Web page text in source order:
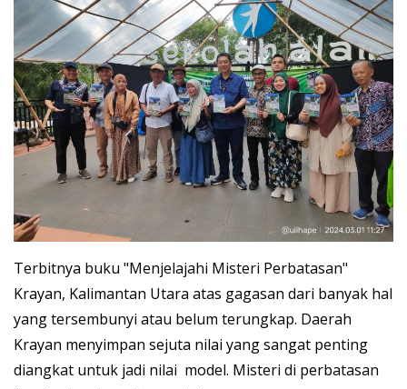
Terbitnya buku "Menjelajahi Misteri Perbatasan"
Krayan, Kalimantan Utara atas gagasan dari banyak hal
yang tersembunyi atau belum terungkap. Daerah
Krayan menyimpan sejuta nilai yang sangat penting
diangkat untuk jadi nilai model. Misteri di perbatasan